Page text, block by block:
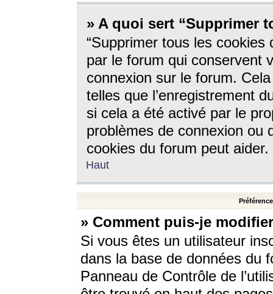
» A quoi sert “Supprimer
“Supprimer tous les cookies
par le forum qui conservent
connexion sur le forum.
telles que l’enregistrement
si cela a été activé par le
problèmes de connexion ou
cookies du forum peut aider.
Haut
» Comment puis-je
Si vous êtes un utilisateur
dans la base de données du
Panneau de Contrôle de